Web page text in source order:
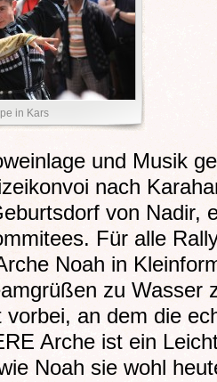
in Kars
und Musik
nach
von Nadir,
Für alle
Noah in
zu
vorbei, an dem die
Arche ist ein
Noah sie wohl